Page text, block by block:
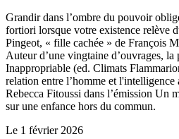
Grandir dans l’ombre du pouvoir
fortiori lorsque votre existence relève
Pingeot, « fille cachée » de François
Auteur d’une vingtaine d’ouvrages,
Inappropriable (ed. Climats
relation entre l’homme et
Rebecca Fitoussi dans l’émission Un
sur une enfance hors du commun.
Le 1 février 2026